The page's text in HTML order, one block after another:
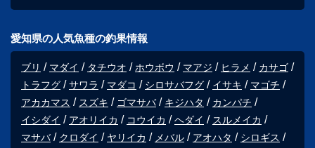
愛知県の人気魚種の釣果情報
ブリ マダイ タチウオ ホウボウ マアジ ヒラメ
カサゴ
トラフグ
サワラ マダコ シロサバフグ イサキ
マゴチ
アカカマス
スズキ ゴマサバ キジハタ
カンパチ
イシダイ
アオリイカ コウイカ ヘダイ
スルメイカ
マサバ
クロダイ ヤリイカ メバル アオハタ
シロギス